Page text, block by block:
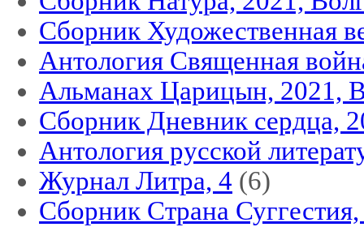
Сборник Художественная
Антология Священная
Альманах Царицын, 2021,
Сборник Дневник сердца,
Антология русской
Журнал Литра, 4 (6)
Cборник Страна